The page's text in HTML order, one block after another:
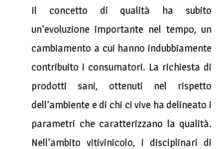
Il concetto di qualità ha subito
un’evoluzione importante nel tempo, un
cambiamento a cui hanno indubbiamente
contribuito i consumatori. La richiesta di
prodotti sani, ottenuti nel rispetto
dell’ambiente e di chi ci vive ha delineato i
parametri che caratterizzano la qualità.
Nell’ambito vitivinicolo, i disciplinari di